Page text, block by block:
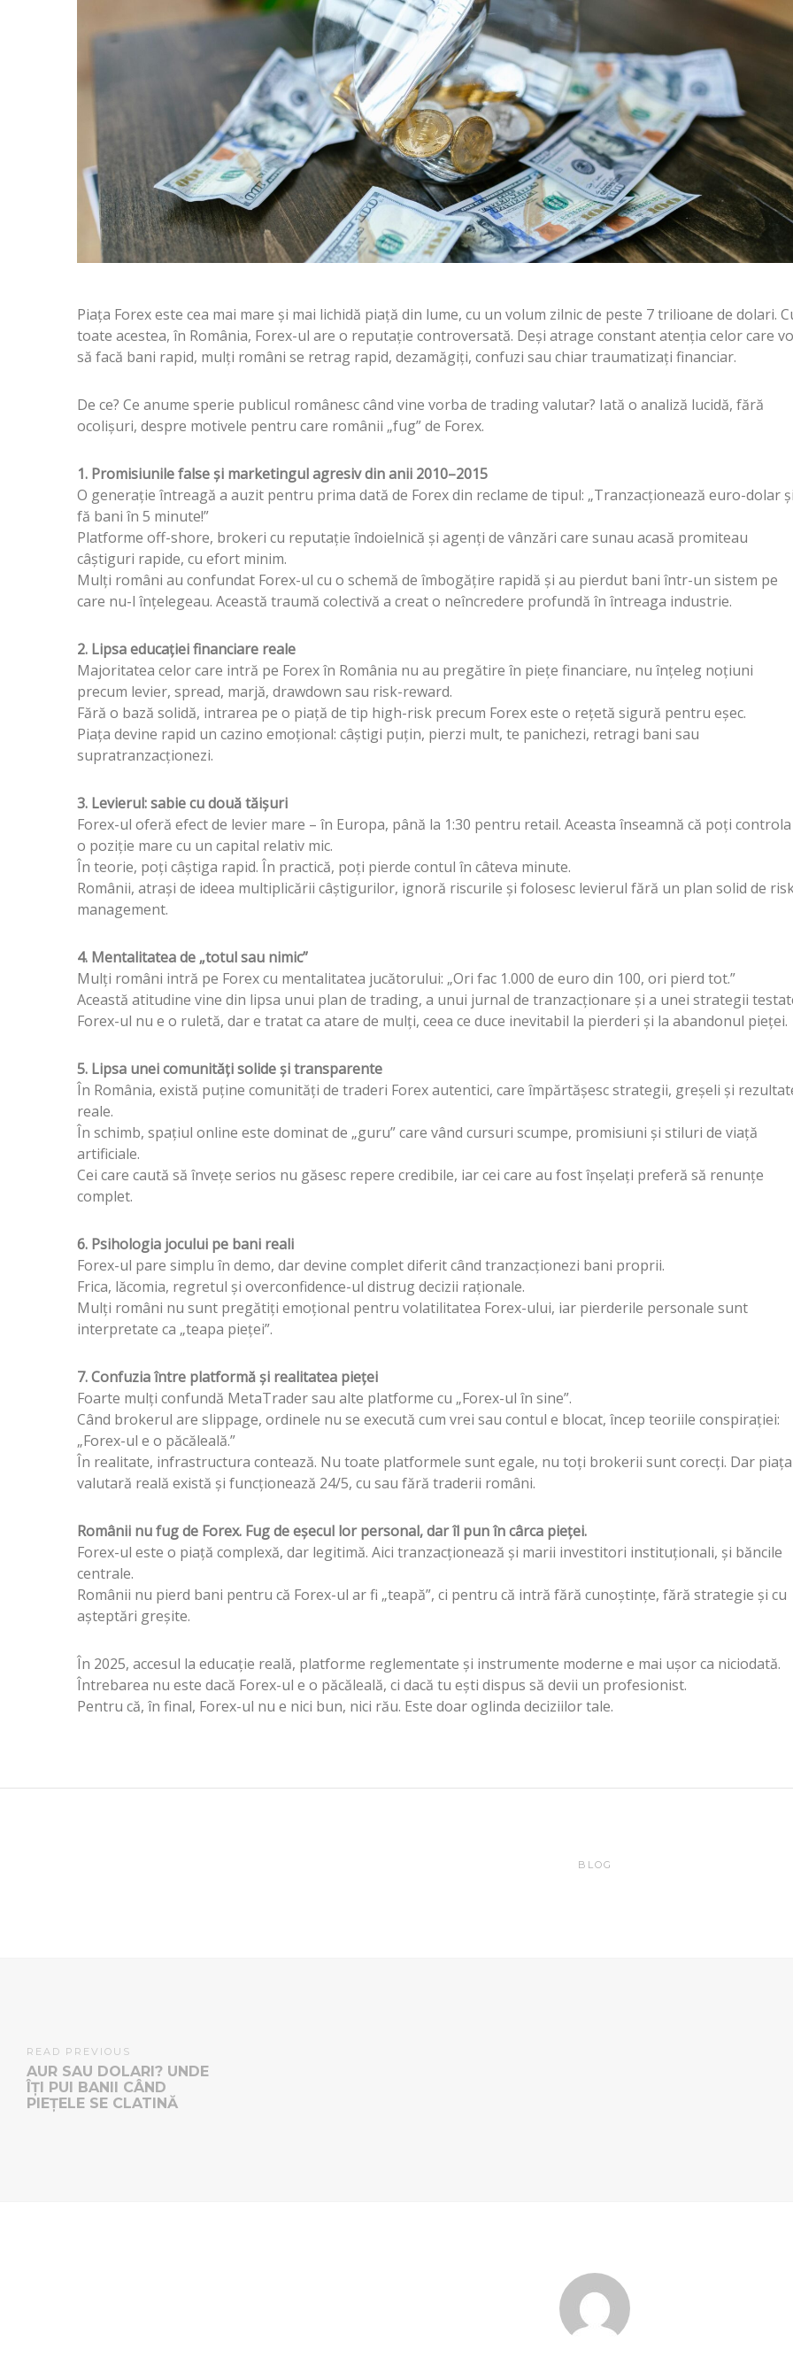
Piața Forex este cea mai mare și mai lichidă piață din lume, cu un volum zilnic de peste 7 trilioane de dolari.
toate acestea, în România, Forex-ul are o reputație controversată. Deși atrage constant atenția celor care
să facă bani rapid, mulți români se retrag rapid, dezamăgiți, confuzi sau chiar traumatizați financiar.
De ce? Ce anume sperie publicul românesc când vine vorba de trading valutar? Iată o analiză lucidă, fără
ocolișuri, despre motivele pentru care românii „fug” de Forex.
1. Promisiunile false și marketingul agresiv din anii 2010–2015
O generație întreagă a auzit pentru prima dată de Forex din reclame de tipul: „Tranzacționează euro-dolar și
fă bani în 5 minute!”
Platforme off-shore, brokeri cu reputație îndoielnică și agenți de vânzări care sunau acasă promiteau
câștiguri rapide, cu efort minim.
Mulți români au confundat Forex-ul cu o schemă de îmbogățire rapidă și au pierdut bani într-un sistem pe
care nu-l înțelegeau. Această traumă colectivă a creat o neîncredere profundă în întreaga industrie.
2. Lipsa educației financiare reale
Majoritatea celor care intră pe Forex în România nu au pregătire în piețe financiare, nu înțeleg noțiuni
precum levier, spread, marjă, drawdown sau risk-reward.
Fără o bază solidă, intrarea pe o piață de tip high-risk precum Forex este o rețetă sigură pentru eșec.
Piața devine rapid un cazino emoțional: câștigi puțin, pierzi mult, te panichezi, retragi bani sau
supratranzacționezi.
3. Levierul: sabie cu două tăișuri
Forex-ul oferă efect de levier mare – în Europa, până la 1:30 pentru retail. Aceasta înseamnă că poți controla
o poziție mare cu un capital relativ mic.
În teorie, poți câștiga rapid. În practică, poți pierde contul în câteva minute.
Românii, atrași de ideea multiplicării câștigurilor, ignoră riscurile și folosesc levierul fără un plan solid de
management.
4. Mentalitatea de „totul sau nimic”
Mulți români intră pe Forex cu mentalitatea jucătorului: „Ori fac 1.000 de euro din 100, ori pierd tot.”
Această atitudine vine din lipsa unui plan de trading, a unui jurnal de tranzacționare și a unei strategii
Forex-ul nu e o ruletă, dar e tratat ca atare de mulți, ceea ce duce inevitabil la pierderi și la abandonul pieței.
5. Lipsa unei comunități solide și transparente
În România, există puține comunități de traderi Forex autentici, care împărtășesc strategii, greșeli și
reale.
În schimb, spațiul online este dominat de „guru” care vând cursuri scumpe, promisiuni și stiluri de viață
artificiale.
Cei care caută să învețe serios nu găsesc repere credibile, iar cei care au fost înșelați preferă să renunțe
complet.
6. Psihologia jocului pe bani reali
Forex-ul pare simplu în demo, dar devine complet diferit când tranzacționezi bani proprii.
Frica, lăcomia, regretul și overconfidence-ul distrug decizii raționale.
Mulți români nu sunt pregătiți emoțional pentru volatilitatea Forex-ului, iar pierderile personale sunt
interpretate ca „teapa pieței”.
7. Confuzia între platformă și realitatea pieței
Foarte mulți confundă MetaTrader sau alte platforme cu „Forex-ul în sine”.
Când brokerul are slippage, ordinele nu se execută cum vrei sau contul e blocat, încep teoriile conspirației:
„Forex-ul e o păcăleală.”
În realitate, infrastructura contează. Nu toate platformele sunt egale, nu toți brokerii sunt corecți. Dar piața
valutară reală există și funcționează 24/5, cu sau fără traderii români.
Românii nu fug de Forex. Fug de eșecul lor personal, dar îl pun în cârca pieței.
Forex-ul este o piață complexă, dar legitimă. Aici tranzacționează și marii investitori instituționali, și băncile
centrale.
Românii nu pierd bani pentru că Forex-ul ar fi „teapă”, ci pentru că intră fără cunoștințe, fără strategie și cu
așteptări greșite.
În 2025, accesul la educație reală, platforme reglementate și instrumente moderne e mai ușor ca niciodată.
Întrebarea nu este dacă Forex-ul e o păcăleală, ci dacă tu ești dispus să devii un profesionist.
Pentru că, în final, Forex-ul nu e nici bun, nici rău. Este doar oglinda deciziilor tale.
BLOG
READ PREVIOUS
AUR SAU DOLARI? UNDE
ÎȚI PUI BANII CÂND
PIEȚELE SE CLATINĂ